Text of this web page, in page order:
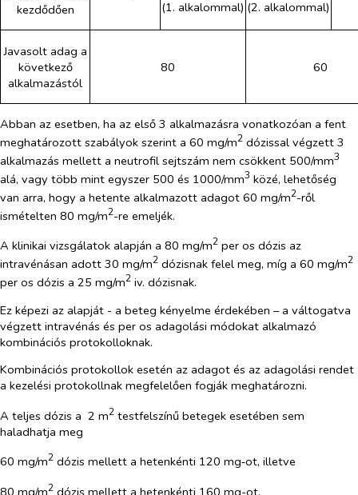
kezdődően
(1. alkalommal) (2. alkalommal)
Javasolt adag a
következő
alkalmazástól
80 60
Abban az esetben, ha az első 3 alkalmazásra vonatkozóan a fent
meghatározott szabályok szerint a 60 mg/m2 dózissal végzett 3
alkalmazás mellett a neutrofil sejtszám nem csökkent 500/mm3
alá, vagy több mint egyszer 500 és 1000/mm3 közé, lehetőség
van arra, hogy a hetente alkalmazott adagot 60 mg/m2-ről
ismételten 80 mg/m2-re emeljék.
A klinikai vizsgálatok alapján a 80 mg/m2 per os dózis az
intravénásan adott 30 mg/m2 dózisnak felel meg, míg a 60 mg/m2
per os dózis a 25 mg/m2 iv. dózisnak.
Ez képezi az alapját - a beteg kényelme érdekében – a váltogatva
végzett intravénás és per os adagolási módokat alkalmazó
kombinációs protokolloknak.
Kombinációs protokollok esetén az adagot és az adagolási rendet
a kezelési protokollnak megfelelően fogják meghatározni.
A teljes dózis a 2 m2 testfelszínű betegek esetében sem
haladhatja meg
60 mg/m2 dózis mellett a hetenkénti 120 mg‑ot, illetve
80 mg/m2 dózis mellett a hetenkénti 160 mg-ot.